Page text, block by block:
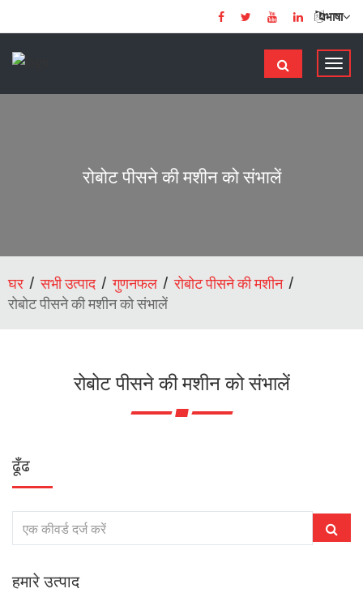
भाषा
टॉ
रोबोट पीसने की मशीन को संभालें
घर सभी उत्पाद गुणनफल
रोबोट पीसने की मशीन
रोबोट पीसने की मशीन को संभालें
रोबोट पीसने की मशीन को संभालें
ढूँढ
हमारे उत्पाद